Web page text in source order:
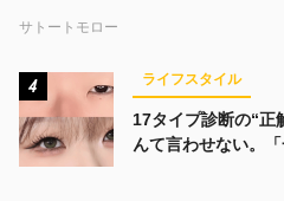
サトートモロー
4 ライフスタイル
17タイプ診断の“正
んて言わせない。